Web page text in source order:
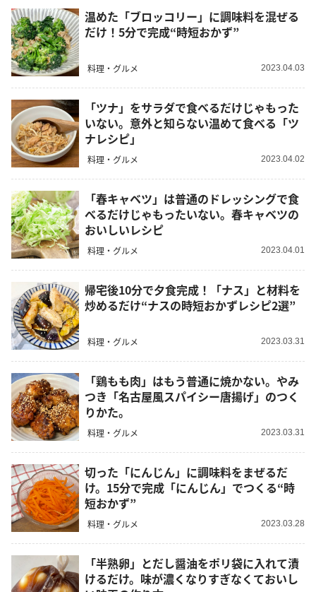
温めた「ブロッコリー」に調味料を混ぜる
だけ！5分で完成“時短おかず”
料理・グルメ 2023.04.03
「ツナ」をサラダで食べるだけじゃもった
いない。意外と知らない温めて食べる「ツ
ナレシピ」
料理・グルメ 2023.04.02
「春キャベツ」は普通のドレッシングで食
べるだけじゃもったいない。春キャベツの
おいしいレシピ
料理・グルメ 2023.04.01
帰宅後10分で夕食完成！「ナス」と材料を
炒めるだけ“ナスの時短おかずレシピ2選”
料理・グルメ 2023.03.31
「鶏もも肉」はもう普通に焼かない。やみ
つき「名古屋風スパイシー唐揚げ」のつく
りかた。
料理・グルメ 2023.03.31
切った「にんじん」に調味料をまぜるだ
け。15分で完成「にんじん」でつくる“時
短おかず”
料理・グルメ 2023.03.28
「半熟卵」とだし醤油をポリ袋に入れて漬
けるだけ。味が濃くなりすぎなくておいし